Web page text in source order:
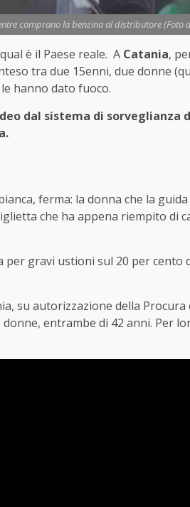
comprano la benzina al distributore (Foto
è il Paese reale. A Catania,
tra due 15enni, due donne
hanno dato fuoco.
dal sistema di sorveglianza
ferma: la donna che la
che ha appena riempito di
gravi ustioni sul 20 per cento
su autorizzazione della Procura
entrambe di 42 anni. Per